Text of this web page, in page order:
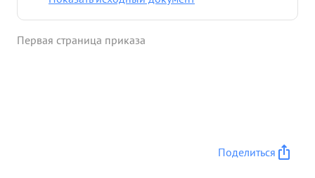
боец, в январе 1944 года выдвинут на должность
Первая страница приказа
Поделиться